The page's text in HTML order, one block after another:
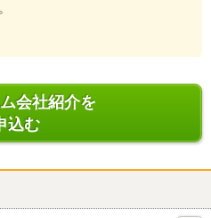
会社紹介を
込む